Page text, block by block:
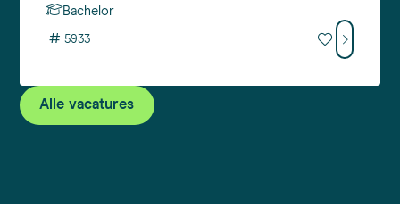
Bachelor
# 5933
Alle vacatures